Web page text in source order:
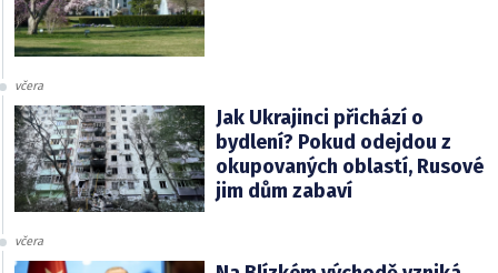
včera
Jak Ukrajinci přichází o
bydlení? Pokud odejdou z
okupovaných oblastí, Rusové
jim dům zabaví
včera